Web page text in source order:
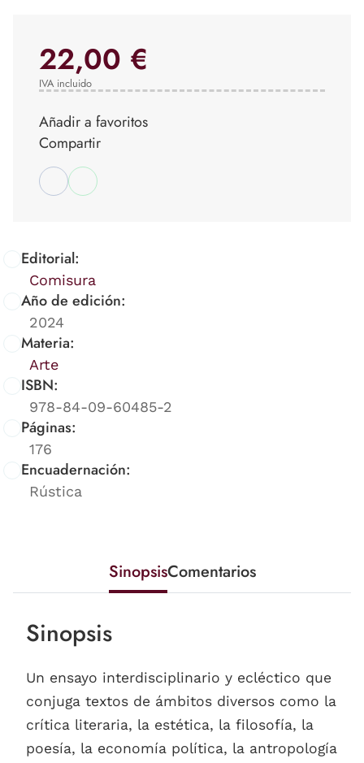
Editorial:
Comisura
Año de edición:
2024
Materia:
Arte
ISBN:
978-84-09-60485-2
Páginas:
176
Encuadernación:
Rústica
22,00 €
IVA incluido
Añadir a favoritos
Compartir
SinopsisComentarios
Sinopsis
Un ensayo interdisciplinario y ecléctico que
conjuga textos de ámbitos diversos como la
crítica literaria, la estética, la filosofía, la
poesía, la economía política, la antropología